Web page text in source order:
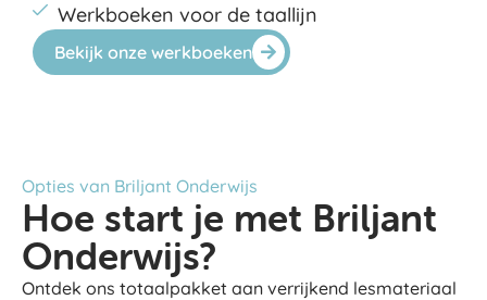
Werkboeken voor de taallijn
Bekijk onze werkboeken
Opties van Briljant Onderwijs
Hoe start je met Briljant
Onderwijs?
Ontdek ons totaalpakket aan verrijkend lesmateriaal